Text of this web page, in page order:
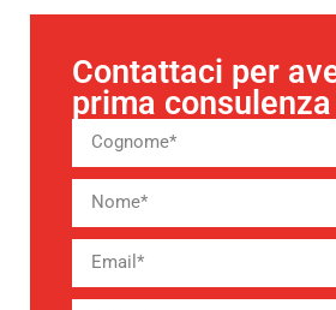
Contattaci per
prima